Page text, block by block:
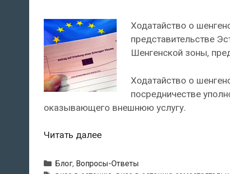
Ходатайство о
представительстве
Шенгенской зоны,
Ходатайство о
посредничестве
оказывающего внешнюю услугу.
Читать далееГде
как
Рубрики
Блог, Вопросы-Ответы